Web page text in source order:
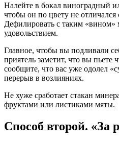
Налейте в бокал виноградный
чтобы он по цвету не
Дефилировать с таким «вином»
удовольствием.
Главное, чтобы вы подливали
приятель заметит, что вы пьете
сообщите, что вас уже одолел
перерыв в возлияниях.
Не хуже сработает стакан
фруктами или листиками мяты.
Способ второй. «За